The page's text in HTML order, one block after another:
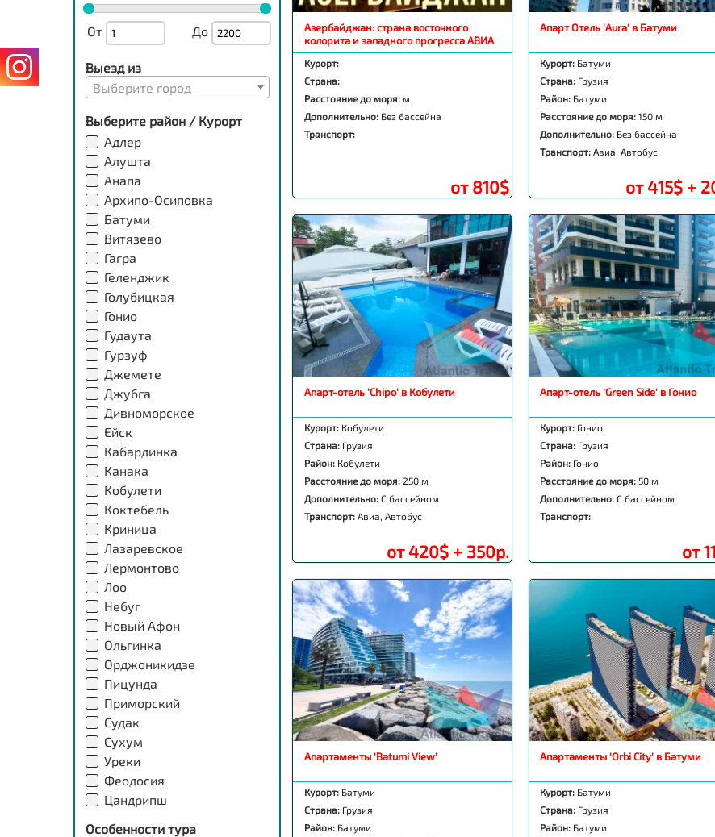
От До
Выезд из
Выберите город
Выберите район / Курорт
Адлер
Алушта
Анапа
Архипо-Осиповка
Батуми
Витязево
Гагра
Геленджик
Голубицкая
Гонио
Гудаута
Гурзуф
Джемете
Джубга
Дивноморское
Ейск
Кабардинка
Канака
Кобулети
Коктебель
Криница
Лазаревское
Лермонтово
Лоо
Небуг
Новый Афон
Ольгинка
Орджоникидзе
Пицунда
Приморский
Судак
Сухум
Уреки
Феодосия
Цандрипш
Особенности тура
Азербайджан: страна восточного
колорита и западного прогресса АВИА
Курорт:
Страна:
Расстояние до моря: м
Дополнительно: Без бассейна
Транспорт:
от 810$
Апарт Отель 'Aura' в Батуми
Курорт: Батуми
Страна: Грузия
Район: Батуми
Расстояние до моря:150 м
Дополнительно: Без бассейна
Транспорт:Авиа, Автобус
от 415$ +
Апарт-отель 'Chipo' в Кобулети
Курорт: Кобулети
Страна: Грузия
Район: Кобулети
Расстояние до моря: 250 м
Дополнительно: С бассейном
Транспорт: Авиа, Автобус
от 420$ + 350р.
Апарт-отель 'Green Side' в Гонио
Курорт: Гонио
Страна: Грузия
Район: Гонио
Расстояние до моря: 50 м
Дополнительно:С бассейном
Транспорт:
от
Апартаменты 'Batumi View'
Курорт: Батуми
Страна: Грузия
Район: Батуми
Апартаменты 'Orbi City' в Батуми
Курорт: Батуми
Страна: Грузия
Район: Батуми